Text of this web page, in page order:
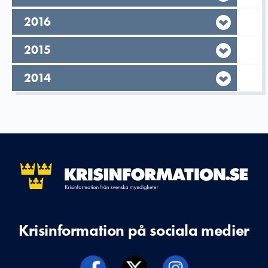
År,
2016
År,
2015
År,
2014
Krisinformation på sociala medier